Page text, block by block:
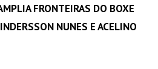
FRONTEIRAS DO BOXE
NUNES E ACELINO